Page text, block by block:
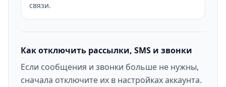
связи.
Как отключить рассылки, SMS и звонки
Если сообщения и звонки больше не нужны,
сначала отключите их в настройках аккаунта.